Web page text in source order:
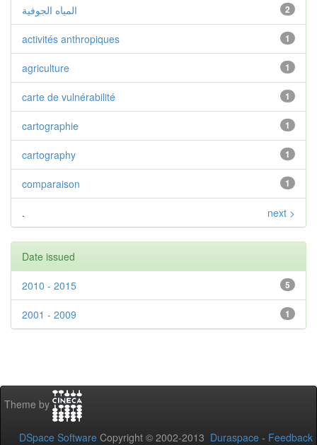
2 المياه الجوفية
1
activités anthropiques
1
agriculture
1
carte de vulnérabilité
1
cartographie
1
cartography
1
comparaison
. next >
Date issued
5
2010 - 2015
1
2001 - 2009
Theme by
DSpace Software Copyright © 2002-2013 Duraspace - Feedback